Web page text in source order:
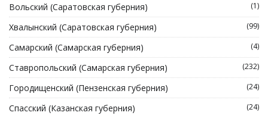
Вольский (Саратовская губерния) (1)
Хвалынский (Саратовская губерния) (99)
Самарский (Самарская губерния) (4)
Ставропольский (Самарская губерния) (232)
Городищенский (Пензенская губерния) (24)
Спасский (Казанская губерния) (24)